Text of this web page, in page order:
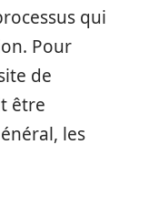
qui
Pour
de
être
les